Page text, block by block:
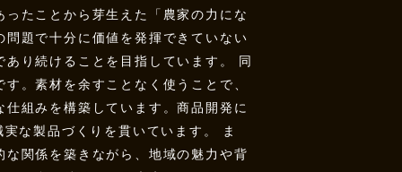
たことから芽生えた「農家の力にな
題で十分に価値を発揮できていない
り続けることを目指しています。 同
。素材を余すことなく使うことで、
組みを構築しています。商品開発に
な製品づくりを貫いています。 ま
関係を築きながら、地域の魅力や背